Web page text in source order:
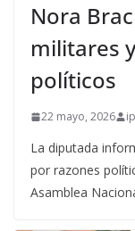
Nora
militares
políticos
22 mayo, 2026
La diputada
por razones
Asamblea